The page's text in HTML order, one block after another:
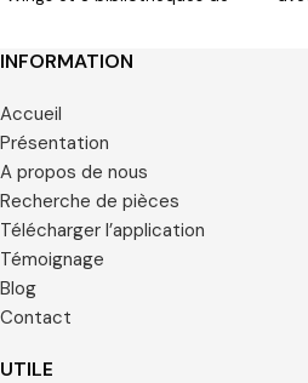
INFORMATION
Accueil
Présentation
A propos de nous
Recherche de pièces
Télécharger l’application
Témoignage
Blog
Contact
UTILE